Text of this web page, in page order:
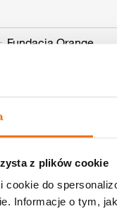
z plików cookie
do
Informacje o tym,
Fundacja Orange